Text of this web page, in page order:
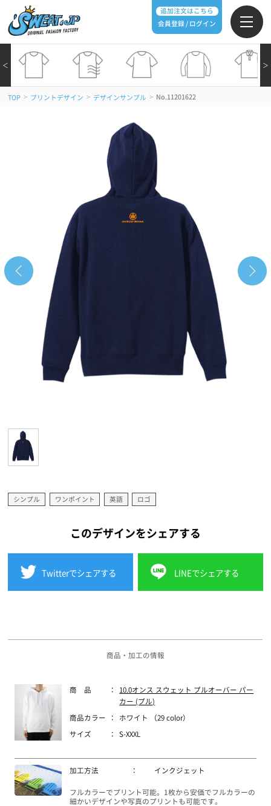
追加注文はこちら
会員登録 / ログイン
＞
＜
TOP > プリントデザイン > デザインサンプル > No.11201622
シンプル ワンポイント 英語 ロゴ
このデザインをシェアする
Twitterでシェアする LINEでシェアする
商品・加工の情報
商 品 ：
10.0オンス スウェット プルオーバー パー
カー (プル)
商品カラー ： ホワイト （29 color）
サイズ ： S-XXXL
加工方法 ： インクジェット
フルカラーでプリント可能。1枚から安価でフルカラーの
細かいデザインや写真のプリントも可能です。